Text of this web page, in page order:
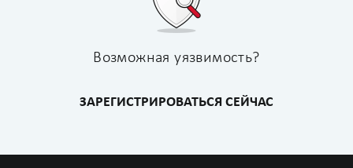
Возможная уязвимость?
ЗАРЕГИСТРИРОВАТЬСЯ СЕЙЧАС